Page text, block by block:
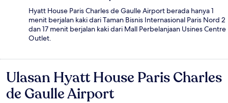
Hyatt House Paris Charles de Gaulle Airport berada hanya 1
menit berjalan kaki dari Taman Bisnis Internasional Paris Nord 2
dan 17 menit berjalan kaki dari Mall Perbelanjaan Usines Centre
Outlet.
Ulasan
Ulasan Hyatt House Paris Charles
de Gaulle Airport